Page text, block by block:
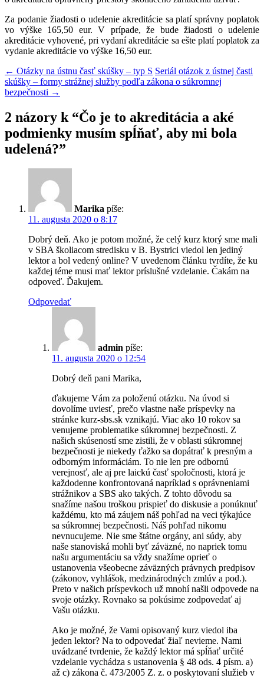
Za podanie žiadosti o udelenie akreditácie sa platí správny poplatok
vo výške 165,50 eur. V prípade, že bude žiadosti o udelenie
akreditácie vyhovené, pri vydaní akreditácie sa ešte platí poplatok za
vydanie akreditácie vo výške 16,50 eur.
Navigácia
článkami
← Otázky na ústnu časť skúšky – typ S Seriál otázok z ústnej časti
skúšky – formy strážnej služby podľa zákona o súkromnej
bezpečnosti →
2 názory k “Čo je to akreditácia a aké
podmienky musím spĺňať, aby mi bola
udelená?”
Marika píše:
11. augusta 2020 o 8:17
Dobrý deň. Ako je potom možné, že celý kurz ktorý sme mali
v SBA školiacom stredisku v B. Bystrici viedol len jediný
lektor a bol vedený online? V uvedenom článku tvrdíte, že ku
každej téme musi mať lektor príslušné vzdelanie. Čakám na
odpoveď. Ďakujem.
Odpovedať
admin píše:
11. augusta 2020 o 12:54
Dobrý deň pani Marika,
ďakujeme Vám za položenú otázku. Na úvod si
dovolíme uviesť, prečo vlastne naše príspevky na
stránke kurz-sbs.sk vznikajú. Viac ako 10 rokov sa
venujeme problematike súkromnej bezpečnosti. Z
našich skúseností sme zistili, že v oblasti súkromnej
bezpečnosti je niekedy ťažko sa dopátrať k presným a
odborným informáciám. To nie len pre odbornú
verejnosť, ale aj pre laickú časť spoločnosti, ktorá je
každodenne konfrontovaná napríklad s oprávneniami
strážnikov a SBS ako takých. Z tohto dôvodu sa
snažíme našou troškou prispieť do diskusie a ponúknuť
každému, kto má záujem náš pohľad na veci týkajúce
sa súkromnej bezpečnosti. Náš pohľad nikomu
nevnucujeme. Nie sme štátne orgány, ani súdy, aby
naše stanoviská mohli byť záväzné, no napriek tomu
našu argumentáciu sa vždy snažíme oprieť o
ustanovenia všeobecne záväzných právnych predpisov
(zákonov, vyhlášok, medzinárodných zmlúv a pod.).
Preto v našich príspevkoch už mnohí našli odpovede na
svoje otázky. Rovnako sa pokúsime zodpovedať aj
Vašu otázku.
Ako je možné, že Vami opisovaný kurz viedol iba
jeden lektor? Na to odpovedať žiaľ nevieme. Nami
uvádzané tvrdenie, že každý lektor má spĺňať určité
vzdelanie vychádza s ustanovenia § 48 ods. 4 písm. a)
až c) zákona č. 473/2005 Z. z. o poskytovaní služieb v